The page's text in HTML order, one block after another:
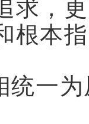
求，
根本
统一